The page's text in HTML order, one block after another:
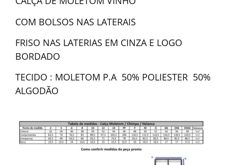
COM BOLSOS NAS LATERAIS
FRISO NAS LATERIAS EM CINZA E LOGO
BORDADO
TECIDO : MOLETOM P.A 50% POLIESTER 50%
ALGODÃO